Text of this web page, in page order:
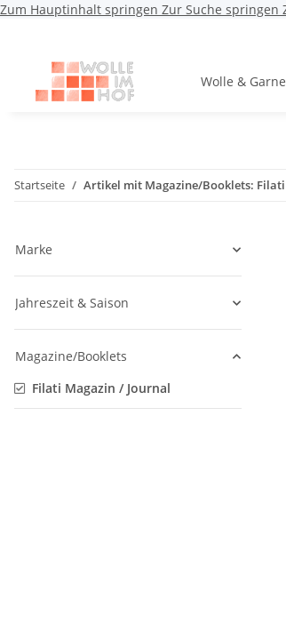
Zum Hauptinhalt springen Zur Suche springen
Wolle & Garne
Startseite Artikel mit Magazine/Booklets:
Marke
Jahreszeit & Saison
Magazine/Booklets
Filati Magazin / Journal